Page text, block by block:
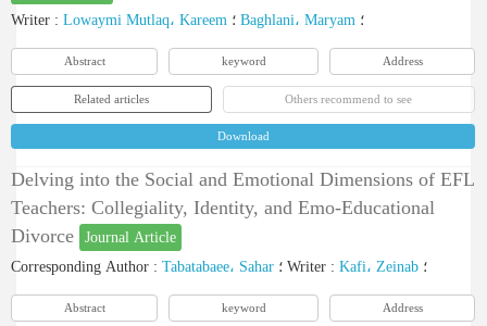
Writer : Lowaymi Mutlaq، Kareem Baghlani، Maryam ؛
Abstract keyword Address
Related articles Others recommend to see
Download
Delving into the Social and Emotional Dimensions of EFL
Teachers: Collegiality, Identity, and Emo-Educational
Divorce
Journal Article
Corresponding Author : Tabatabaee، Sahar Writer : Kafi، Zeinab ؛
Abstract keyword Address